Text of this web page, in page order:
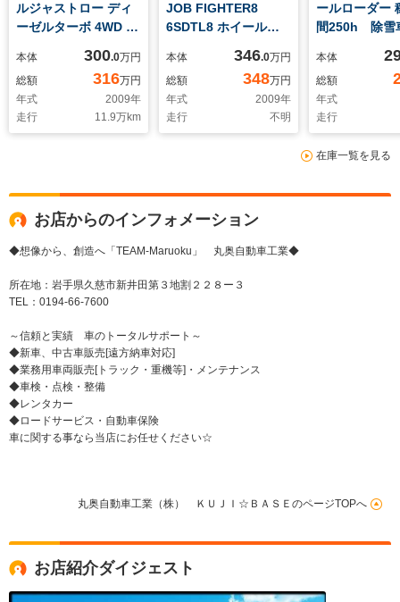
ルジャストロー ディ
ーゼルターボ 4WD 中
本体 300.0万円
総額
316万円
年式
2009年
走行
11.9万km
JOB FIGHTER8
6SDTL8 ホイールロ
間1120h
本体 346.0万円
総額
348万円
年式
2009年
走行
不明
ールローダー
間250h 除雪
本体
総額
年式
走行
在庫一覧を見る
お店からのインフォメーション
◆想像から、創造へ「TEAM-Maruoku」 丸奥自動車工業◆
所在地：岩手県久慈市新井田第３地割２２８ー３
TEL：0194-66-7600
～信頼と実績 車のトータルサポート～
◆新車、中古車販売[遠方納車対応]
◆業務用車両販売[トラック・重機等]・メンテナンス
◆車検・点検・整備
◆レンタカー
◆ロードサービス・自動車保険
車に関する事なら当店にお任せください☆
丸奥自動車工業（株） ＫＵＪＩ☆ＢＡＳＥのページTOPへ
お店紹介ダイジェスト